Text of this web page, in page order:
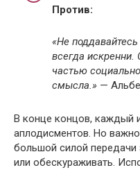
Против:
«Не
всегда
частью
смысла.» —
В конце концов, каждый
аплодисментов. Но
большой силой передачи
или обескураживать.